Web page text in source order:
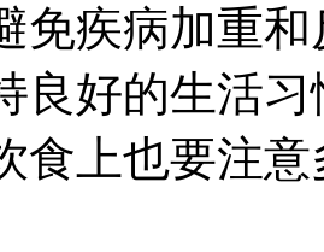
免疾病加重
良好的生活
食上也要注